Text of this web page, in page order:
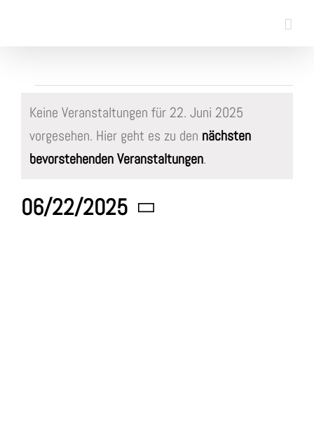
Veranstaltungen
für
22.
Hinweis
Keine Veranstaltungen für 22. Juni 2025
vorgesehen. Hier geht es zu den nächsten
bevorstehenden Veranstaltungen.
06/22/2025